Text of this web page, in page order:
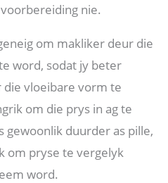
nie.
om makliker deur die
word, sodat jy beter
vloeibare vorm te
om die prys in ag te
gewoonlik duurder as pille,
om pryse te vergelyk
word.